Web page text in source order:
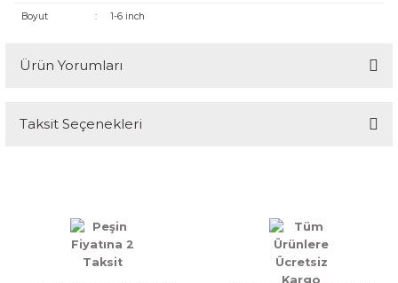
Boyut : 1-6 inch
Ürün Yorumları
Bu ürüne ilk yorumu siz yapın!
Taksit Seçenekleri